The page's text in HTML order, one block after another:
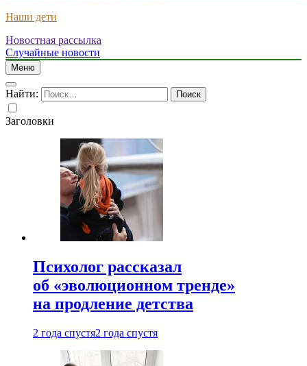
Наши дети
Новостная рассылка
Случайные новости
Меню
Найти:
Заголовки
Психолог рассказал
об «эволюционном тренде»
на продление детства
2 года спустя2 года спустя